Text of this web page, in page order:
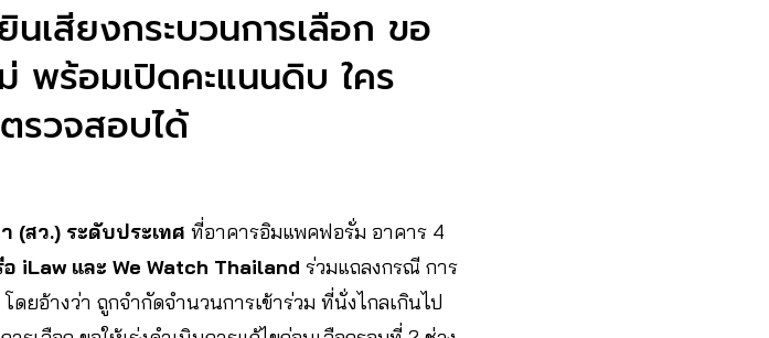
นเสียงกระบวนการเลือก ขอ
พร้อมเปิดคะแนนดิบ ใคร
รวจสอบได้
(สว.) ระดับประเทศ ที่อาคารอิมแพคฟอรั่ม อาคาร 4
iLaw และ We Watch Thailand ร่วมแถลงกรณี การ
ยอ้างว่า ถูกจำกัดจำนวนการเข้าร่วม ที่นั่งไกลเกินไป